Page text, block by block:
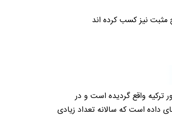
مثبت نیز کسب کرده اند
ترکیه واقع گردیده است و در
سه جزیره در خود جای داده است که سالانه تعداد زیادی